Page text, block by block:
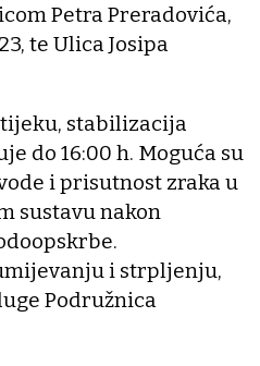
Petra Preradovića,
te Ulica Josipa
stabilizacija
do 16:00 h. Moguća su
i prisutnost zraka u
sustavu nakon
i strpljenju,
Podružnica